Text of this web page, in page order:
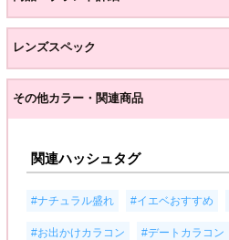
レンズスペック
その他カラー・関連商品
関連ハッシュタグ
#ナチュラル盛れ #イエベおすすめ
#お出かけカラコン #デートカラコン